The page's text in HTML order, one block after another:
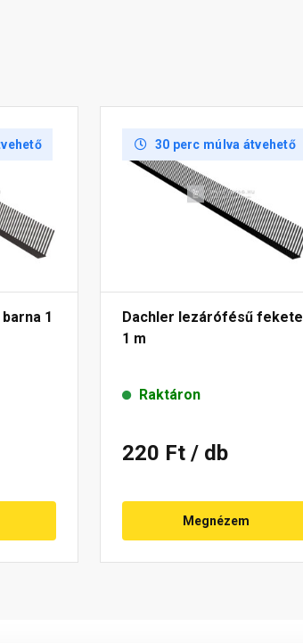
1
30 perc múlva átvehető
Dachler lezárófésű fekete
1 m
Raktáron
220 Ft / db
Megnézem